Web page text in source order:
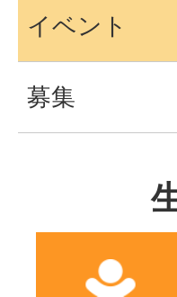
イベント
募集